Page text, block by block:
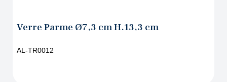
Verre Parme Ø7,3 cm H.13,3 cm
AL-TR0012